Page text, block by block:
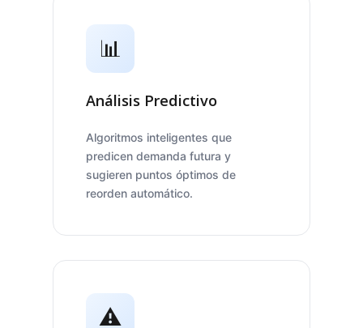
📊
Análisis Predictivo
Algoritmos inteligentes que
predicen demanda futura y
sugieren puntos óptimos de
reorden automático.
⚠️